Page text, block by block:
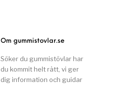
Om gummistovlar.se
Söker du gummistövlar har
du kommit helt rätt, vi ger
dig information och guidar